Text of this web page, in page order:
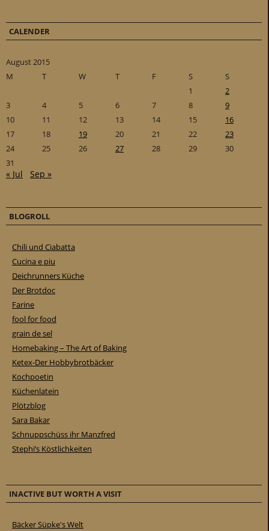
CALENDER
August 2015
M
T W T F S
S
1
2
3
4 5 6 7 8
9
10
11 12 13 14 15
16
17
18 19 20 21 22
23
24
25 26 27 28 29
30
31
« Jul Sep »
BLOGROLL
Chili und Ciabatta
Cucina e piu
Deichrunners Küche
Der Brotdoc
Farine
fool for food
grain de sel
Homebaking – The Art of Baking
Ketex-Der Hobbybrotbäcker
Kochpoetin
Küchenlatein
Plötzblog
Sara Bakar
Schnuppschüss ihr Manzfred
Stephi’s Köstlichkeiten
INACTIVE BUT WORTH A VISIT
Bäcker Süpke's Welt